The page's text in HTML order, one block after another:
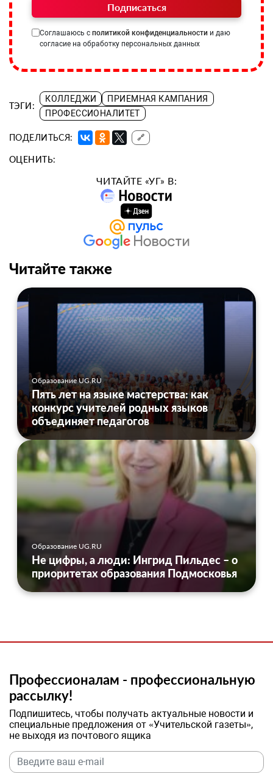
Подписаться
Соглашаюсь с политикой конфиденциальности и даю
согласие на обработку персональных данных
ТЭГИ:
КОЛЛЕДЖИ
ПРИЕМНАЯ КАМПАНИЯ
ПРОФЕССИОНАЛИТЕТ
ПОДЕЛИТЬСЯ: 🔗
ОЦЕНИТЬ:
ЧИТАЙТЕ «УГ» В:
Читайте также
Образование UG.RU
Пять лет на языке мастерства: как
конкурс учителей родных языков
объединяет педагогов
Образование UG.RU
Не цифры, а люди: Ингрид Пильдес – о
приоритетах образования Подмосковья
Профессионалам - профессиональную
рассылку!
Подпишитесь, чтобы получать актуальные новости и
специальные предложения от «Учительской газеты»,
не выходя из почтового ящика